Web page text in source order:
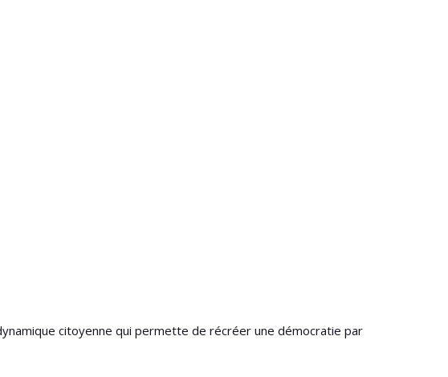
citoyenne qui permette de récréer une démocratie par